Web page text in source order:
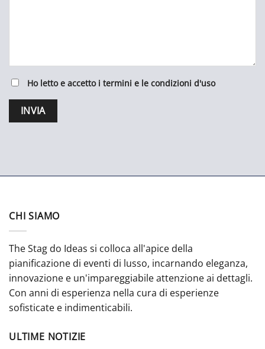
Ho letto e accetto i termini e le condizioni d'uso
CHI SIAMO
The Stag do Ideas si colloca all'apice della
pianificazione di eventi di lusso, incarnando eleganza,
innovazione e un'impareggiabile attenzione ai dettagli.
Con anni di esperienza nella cura di esperienze
sofisticate e indimenticabili.
ULTIME NOTIZIE